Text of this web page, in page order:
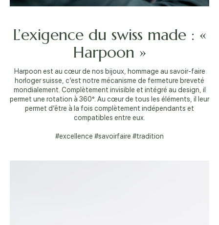
L’exigence du swiss made : «
Harpoon »
Harpoon est au cœur de nos bijoux, hommage au savoir-faire
horloger suisse, c’est notre mécanisme de fermeture breveté
mondialement. Complètement invisible et intégré au design, il
permet une rotation à 360°. Au cœur de tous les éléments, il leur
permet d’être à la fois complètement indépendants et
compatibles entre eux.
#excellence #savoirfaire #tradition